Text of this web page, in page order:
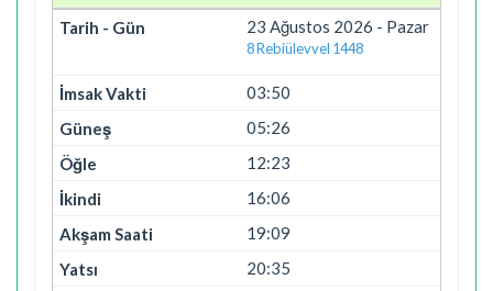
23 Ağustos 2026 - Pazar
8 Rebiülevvel 1448
03:50
05:26
12:23
16:06
19:09
20:35